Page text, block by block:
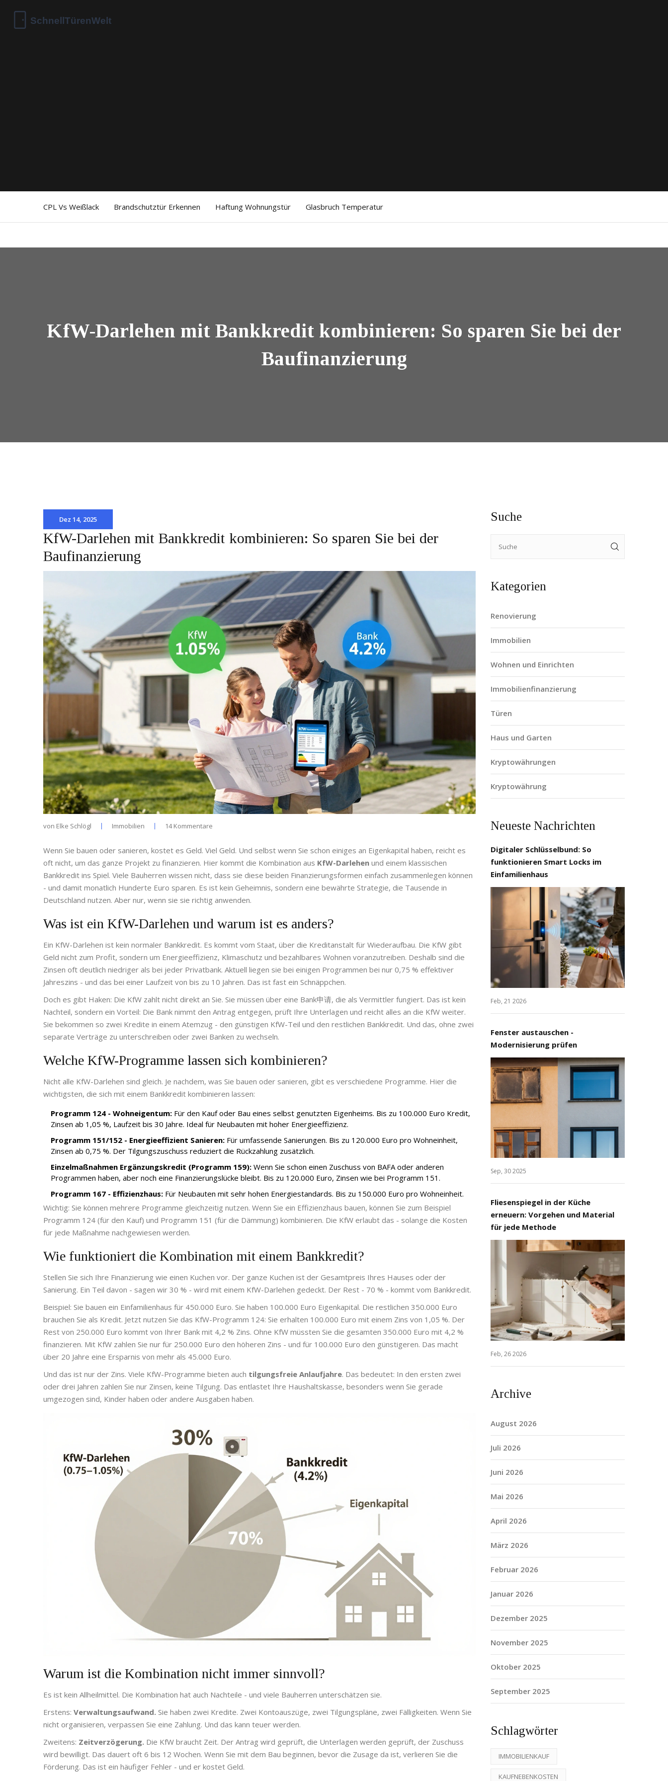
CPL Vs Weißlack Brandschutztür Erkennen Haftung Wohnungstür Glasbruch Temperatur
KfW-Darlehen mit Bankkredit kombinieren: So sparen Sie bei der
Baufinanzierung
Dez 14, 2025
KfW-Darlehen mit Bankkredit kombinieren: So sparen Sie bei der
Baufinanzierung
von Elke Schlögl Immobilien 14 Kommentare
Wenn Sie bauen oder sanieren, kostet es Geld. Viel Geld. Und selbst wenn Sie schon einiges an Eigenkapital haben, reicht es
oft nicht, um das ganze Projekt zu finanzieren. Hier kommt die Kombination aus KfW-Darlehen und einem klassischen
Bankkredit ins Spiel. Viele Bauherren wissen nicht, dass sie diese beiden Finanzierungsformen einfach zusammenlegen können
- und damit monatlich Hunderte Euro sparen. Es ist kein Geheimnis, sondern eine bewährte Strategie, die Tausende in
Deutschland nutzen. Aber nur, wenn sie sie richtig anwenden.
Was ist ein KfW-Darlehen und warum ist es anders?
Ein KfW-Darlehen ist kein normaler Bankkredit. Es kommt vom Staat, über die Kreditanstalt für Wiederaufbau. Die KfW gibt
Geld nicht zum Profit, sondern um Energieeffizienz, Klimaschutz und bezahlbares Wohnen voranzutreiben. Deshalb sind die
Zinsen oft deutlich niedriger als bei jeder Privatbank. Aktuell liegen sie bei einigen Programmen bei nur 0,75 % effektiver
Jahreszins - und das bei einer Laufzeit von bis zu 10 Jahren. Das ist fast ein Schnäppchen.
Doch es gibt Haken: Die KfW zahlt nicht direkt an Sie. Sie müssen über eine Bank申请, die als Vermittler fungiert. Das ist kein
Nachteil, sondern ein Vorteil: Die Bank nimmt den Antrag entgegen, prüft Ihre Unterlagen und reicht alles an die KfW weiter.
Sie bekommen so zwei Kredite in einem Atemzug - den günstigen KfW-Teil und den restlichen Bankkredit. Und das, ohne zwei
separate Verträge zu unterschreiben oder zwei Banken zu wechseln.
Welche KfW-Programme lassen sich kombinieren?
Nicht alle KfW-Darlehen sind gleich. Je nachdem, was Sie bauen oder sanieren, gibt es verschiedene Programme. Hier die
wichtigsten, die sich mit einem Bankkredit kombinieren lassen:
Programm 124 - Wohneigentum: Für den Kauf oder Bau eines selbst genutzten Eigenheims. Bis zu 100.000 Euro Kredit,
Zinsen ab 1,05 %, Laufzeit bis 30 Jahre. Ideal für Neubauten mit hoher Energieeffizienz.
Programm 151/152 - Energieeffizient Sanieren: Für umfassende Sanierungen. Bis zu 120.000 Euro pro Wohneinheit,
Zinsen ab 0,75 %. Der Tilgungszuschuss reduziert die Rückzahlung zusätzlich.
Einzelmaßnahmen Ergänzungskredit (Programm 159): Wenn Sie schon einen Zuschuss von BAFA oder anderen
Programmen haben, aber noch eine Finanzierungslücke bleibt. Bis zu 120.000 Euro, Zinsen wie bei Programm 151.
Programm 167 - Effizienzhaus: Für Neubauten mit sehr hohen Energiestandards. Bis zu 150.000 Euro pro Wohneinheit.
Wichtig: Sie können mehrere Programme gleichzeitig nutzen. Wenn Sie ein Effizienzhaus bauen, können Sie zum Beispiel
Programm 124 (für den Kauf) und Programm 151 (für die Dämmung) kombinieren. Die KfW erlaubt das - solange die Kosten
für jede Maßnahme nachgewiesen werden.
Wie funktioniert die Kombination mit einem Bankkredit?
Stellen Sie sich Ihre Finanzierung wie einen Kuchen vor. Der ganze Kuchen ist der Gesamtpreis Ihres Hauses oder der
Sanierung. Ein Teil davon - sagen wir 30 % - wird mit einem KfW-Darlehen gedeckt. Der Rest - 70 % - kommt vom Bankkredit.
Beispiel: Sie bauen ein Einfamilienhaus für 450.000 Euro. Sie haben 100.000 Euro Eigenkapital. Die restlichen 350.000 Euro
brauchen Sie als Kredit. Jetzt nutzen Sie das KfW-Programm 124: Sie erhalten 100.000 Euro mit einem Zins von 1,05 %. Der
Rest von 250.000 Euro kommt von Ihrer Bank mit 4,2 % Zins. Ohne KfW müssten Sie die gesamten 350.000 Euro mit 4,2 %
finanzieren. Mit KfW zahlen Sie nur für 250.000 Euro den höheren Zins - und für 100.000 Euro den günstigeren. Das macht
über 20 Jahre eine Ersparnis von mehr als 45.000 Euro.
Und das ist nur der Zins. Viele KfW-Programme bieten auch tilgungsfreie Anlaufjahre. Das bedeutet: In den ersten zwei
oder drei Jahren zahlen Sie nur Zinsen, keine Tilgung. Das entlastet Ihre Haushaltskasse, besonders wenn Sie gerade
umgezogen sind, Kinder haben oder andere Ausgaben haben.
Warum ist die Kombination nicht immer sinnvoll?
Es ist kein Allheilmittel. Die Kombination hat auch Nachteile - und viele Bauherren unterschätzen sie.
Erstens: Verwaltungsaufwand. Sie haben zwei Kredite. Zwei Kontoauszüge, zwei Tilgungspläne, zwei Fälligkeiten. Wenn Sie
nicht organisieren, verpassen Sie eine Zahlung. Und das kann teuer werden.
Zweitens: Zeitverzögerung. Die KfW braucht Zeit. Der Antrag wird geprüft, die Unterlagen werden geprüft, der Zuschuss
wird bewilligt. Das dauert oft 6 bis 12 Wochen. Wenn Sie mit dem Bau beginnen, bevor die Zusage da ist, verlieren Sie die
Förderung. Das ist ein häufiger Fehler - und er kostet Geld.
Suche
Kategorien
Renovierung
Immobilien
Wohnen und Einrichten
Immobilienfinanzierung
Türen
Haus und Garten
Kryptowährungen
Kryptowährung
Neueste Nachrichten
Digitaler Schlüsselbund: So
funktionieren Smart Locks im
Einfamilienhaus
Feb, 21 2026
Fenster austauschen -
Modernisierung prüfen
Sep, 30 2025
Fliesenspiegel in der Küche
erneuern: Vorgehen und Material
für jede Methode
Feb, 26 2026
Archive
August 2026
Juli 2026
Juni 2026
Mai 2026
April 2026
März 2026
Februar 2026
Januar 2026
Dezember 2025
November 2025
Oktober 2025
September 2025
Schlagwörter
IMMOBILIENKAUF
KAUFNEBENKOSTEN